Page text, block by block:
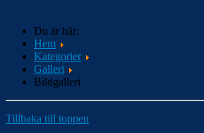
Du är här:
Hem
Kategorier
Galleri
Bildgalleri
Tillbaka till toppen